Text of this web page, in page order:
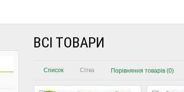
ВСІ ТОВАРИ
Список Сітка Порівняння товарів (0)